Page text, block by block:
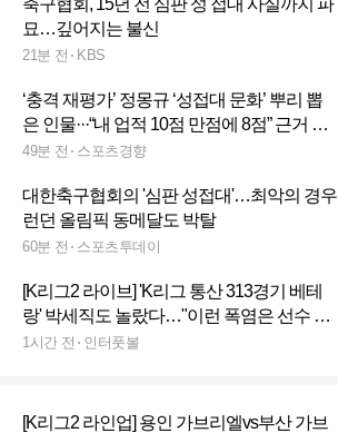
축구협회, 15년 전 심판 성 접대 사실까지 파
묘…깊어지는 불신
21분 전 KBS
‘충격 재평가’ 정몽규 ‘성접대 문화’ 뿌리 뽑
은 인물···“내 업적 10점 만점에 8점” 근거 있
는 자화자찬이었다
49분 전 스포츠경향
대한축구협회의 '심판 성접대'…최악의 경우
런던 올림픽 동메달도 박탈
60분 전 스포츠투데이
[K리그2 라이브] 'K리그 통산 313경기 베테
랑' 박세직도 놀랐다…"이런 폭염은 선수 생
활이 아니라 태어나서 처음"
1시간 전 인터풋볼
[K리그2 라인업] 용인 가브리엘vs부산 가브